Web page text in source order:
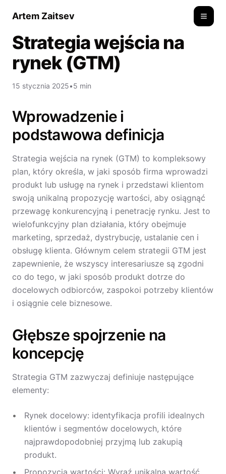
Artem Zaitsev
Strategia wejścia na
rynek (GTM)
15 stycznia 2025•5 min
Wprowadzenie i
podstawowa definicja
Strategia wejścia na rynek (GTM) to kompleksowy
plan, który określa, w jaki sposób firma wprowadzi
produkt lub usługę na rynek i przedstawi klientom
swoją unikalną propozycję wartości, aby osiągnąć
przewagę konkurencyjną i penetrację rynku. Jest to
wielofunkcyjny plan działania, który obejmuje
marketing, sprzedaż, dystrybucję, ustalanie cen i
obsługę klienta. Głównym celem strategii GTM jest
zapewnienie, że wszyscy interesariusze są zgodni
co do tego, w jaki sposób produkt dotrze do
docelowych odbiorców, zaspokoi potrzeby klientów
i osiągnie cele biznesowe.
Głębsze spojrzenie na
koncepcję
Strategia GTM zazwyczaj definiuje następujące
elementy:
Rynek docelowy: identyfikacja profili idealnych
klientów i segmentów docelowych, które
najprawdopodobniej przyjmą lub zakupią
produkt.
Propozycja wartości: Wyraź unikalną wartość,